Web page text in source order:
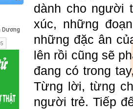
dành cho người
xúc, những
những đặc ân
lên rồi cũng sẽ
đang có trong
Từng lời, từng
người trẻ. Tiếp